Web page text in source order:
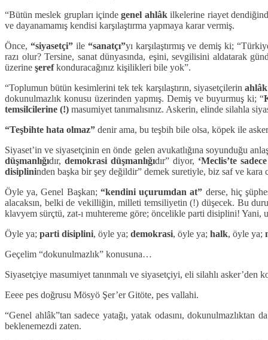
“Bütün meslek grupları içindegenel ahlâkilkelerine riayet
ve dayanamamış kendisi karşılaştırma yapmaya karar vermiş.
Önce, “siyasetçi”ile “sanatçı”yı karşılaştırmış ve demiş ki;
razı olur? Tersine, sanat dünyasında, eşini, sevgilisini aldatarak
üzerine şerefkonduracağınız kişilikleri bile yok”.
“Toplumun bütün kesimlerini tek tek karşılaştırın, siyasetçilerin
dokunulmazlık konusu üzerinden yapmış. Demiş ve buyurmuş ki; “
temsilcilerine (!) masumiyet tanımalısınız. Askerin, elinde silahla
“Teşbihte hata olmaz” denir ama, bu teşbih bile olsa, köpek ile
Siyaset’in ve siyasetçinin en önde gelen avukatlığına soyunduğu
düşmanlığıdır, demokrasi düşmanlığıdır” diyor, ‘Meclis’te
disiplininden başka bir şey değildir” demek suretiyle, biz saf ve kara
Öyle ya, Genel Başkan; “kendini uçurumdan at” derse, hiç
alacaksın, belki de vekilliğin, milleti temsiliyetin (!) düşecek. Bu
klavyem sürçtü, zat-ı muhtereme göre; öncelikle parti disiplini!
Öyle ya; parti disiplini, öyle ya; demokrasi, öyle ya; halk, öyle ya;
Geçelim “dokunulmazlık” konusuna…
Siyasetçiye masumiyet tanınmalı ve siyasetçiyi, eli silahlı asker’den
Eeee pes doğrusu Mösyö Şer’er Gitöte, pes vallahi.
“Genel ahlâk”tan sadece yatağı, yatak odasını, dokunulmazlıktan
beklenemezdi zaten.